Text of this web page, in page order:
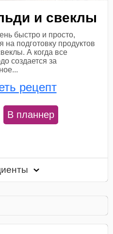
и свеклы
быстро и просто,
на подготовку продуктов
А когда все
создается за
рецепт
В планнер